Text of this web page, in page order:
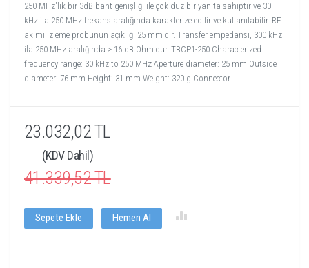
250 MHz'lik bir 3dB bant genişliği ile çok düz bir yanıta sahiptir ve 30
kHz ila 250 MHz frekans aralığında karakterize edilir ve kullanılabilir. RF
akımı izleme probunun açıklığı 25 mm'dir. Transfer empedansı, 300 kHz
ila 250 MHz aralığında > 16 dB Ohm'dur. TBCP1-250 Characterized
frequency range: 30 kHz to 250 MHz Aperture diameter: 25 mm Outside
diameter: 76 mm Height: 31 mm Weight: 320 g Connector
23.032,02 TL
(KDV Dahil)
41.339,52 TL
Sepete Ekle Hemen Al